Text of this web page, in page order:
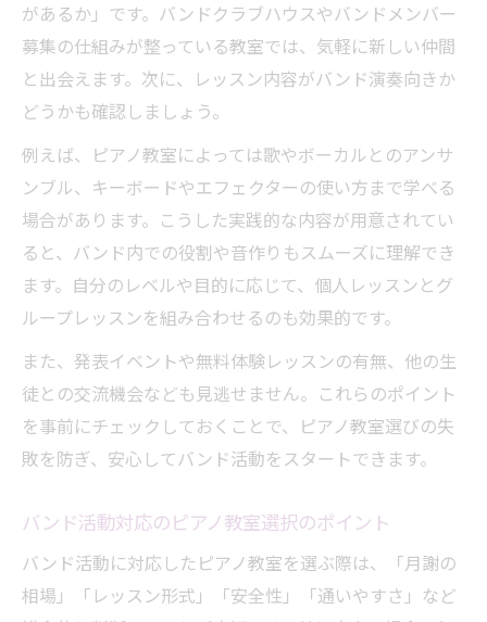
があるか」です。バンドクラブハウスやバンドメンバー
募集の仕組みが整っている教室では、気軽に新しい仲間
と出会えます。次に、レッスン内容がバンド演奏向きか
どうかも確認しましょう。
例えば、ピアノ教室によっては歌やボーカルとのアンサ
ンブル、キーボードやエフェクターの使い方まで学べる
場合があります。こうした実践的な内容が用意されてい
ると、バンド内での役割や音作りもスムーズに理解でき
ます。自分のレベルや目的に応じて、個人レッスンとグ
ループレッスンを組み合わせるのも効果的です。
また、発表イベントや無料体験レッスンの有無、他の生
徒との交流機会なども見逃せません。これらのポイント
を事前にチェックしておくことで、ピアノ教室選びの失
敗を防ぎ、安心してバンド活動をスタートできます。
バンド活動対応のピアノ教室選択のポイント
バンド活動に対応したピアノ教室を選ぶ際は、「月謝の
相場」「レッスン形式」「安全性」「通いやすさ」など